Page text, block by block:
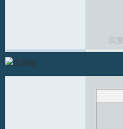
回复